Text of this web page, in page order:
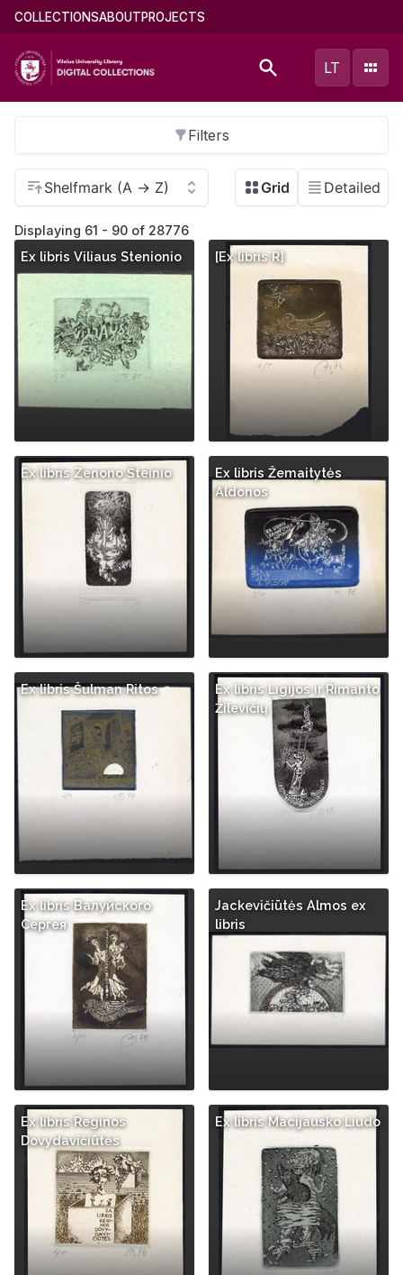
Skip
main
content
Main
(english)
COLLECTIONSABOUTPROJECTS
LT
Filters
Displaying 61 - 90 of 28776
Ex libris Viliaus Stenionio
[Ex libris R]
Ex libris Zenono Šteinio
Ex libris Žemaitytės
Aldonos
Ex libris Šulman Ritos
Ex libris Ligijos ir Rimanto
Žilevičių
Ex libris Валуйского
Сергея
Jackevičiūtės Almos ex
libris
Ex libris Reginos
Dovydavičiūtės
Ex libris Macijausko Liudo